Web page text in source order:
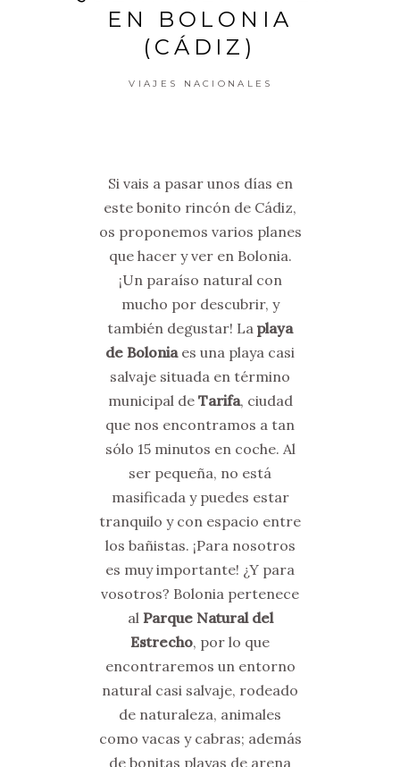
EN BOLONIA
(CÁDIZ)
VIAJES NACIONALES
Si vais a pasar unos días en
este bonito rincón de Cádiz,
os proponemos varios planes
que hacer y ver en Bolonia.
¡Un paraíso natural con
mucho por descubrir, y
también degustar! La playa
de Boloniaes una playa casi
salvaje situada en término
municipal de Tarifa, ciudad
que nos encontramos a tan
sólo 15 minutos en coche. Al
ser pequeña, no está
masificada y puedes estar
tranquilo y con espacio entre
los bañistas. ¡Para nosotros
es muy importante! ¿Y para
vosotros? Bolonia pertenece
al Parque Natural del
Estrecho, por lo que
encontraremos un entorno
natural casi salvaje, rodeado
de naturaleza, animales
como vacas y cabras; además
de bonitas playas de arena